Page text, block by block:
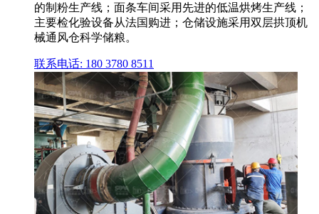
的制粉生产线；面条车间采用先进的低温烘烤生产线；
主要检化验设备从法国购进；仓储设施采用双层拱顶机
械通风仓科学储粮。
联系电话: 180 3780 8511